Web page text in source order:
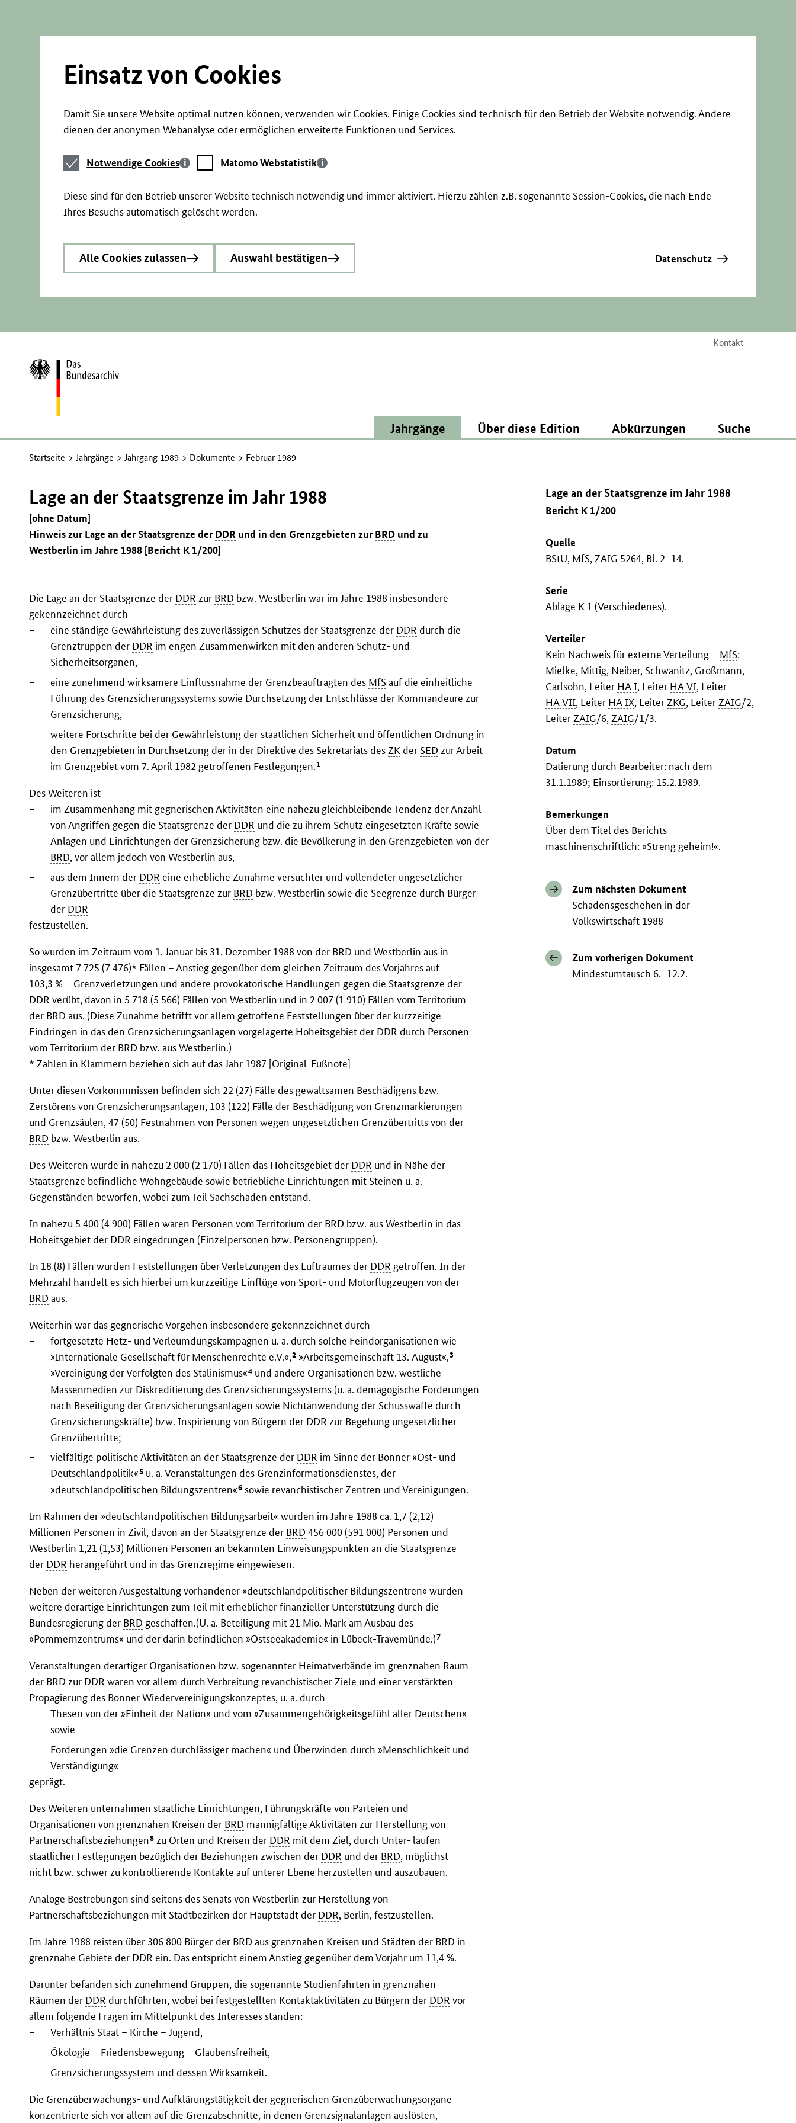
Einsatz von Cookies
Damit Sie unsere Website optimal nutzen können, verwenden wir Cookies. Einige Cookies sind technisch für den Betrieb der Website notwendig. Andere
dienen der anonymen Webanalyse oder ermöglichen erweiterte Funktionen und Services.
Notwendige
Cookies
Notwendige Cookies
Matomo
Webstatistik
Matomo Webstatistik
Diese sind für den Betrieb unserer Website technisch notwendig und immer aktiviert. Hierzu zählen z.B. sogenannte Session-Cookies, die nach Ende
Ihres Besuchs automatisch gelöscht werden.
Alle Cookies zulassen Auswahl bestätigen Datenschutz
Kontakt
Zur
Startseite
Jahrgänge Über diese Edition Abkürzungen Suche
Startseite Jahrgänge Jahrgang 1989 Dokumente Februar 1989
Lage an der Staatsgrenze im Jahr 1988
Bericht K 1/200
Quelle
BStU, MfS,ZAIG 5264, Bl. 2–14.
Serie
Ablage K 1 (Verschiedenes).
Verteiler
Kein Nachweis für externe Verteilung – MfS:
Mielke, Mittig, Neiber, Schwanitz, Großmann,
Carlsohn, Leiter HA I, Leiter HA VI, Leiter
HA VII, Leiter HA IX, LeiterZKG, LeiterZAIG/2,
LeiterZAIG/6,ZAIG/1/3.
Datum
Datierung durch Bearbeiter: nach dem
31.1.1989; Einsortierung: 15.2.1989.
Bemerkungen
Über dem Titel des Berichts
maschinenschriftlich: »Streng geheim!«.
Zum nächsten Dokument
Schadensgeschehen in der
Volkswirtschaft 1988
Zum vorherigen Dokument
Mindestumtausch 6.–12.2.
Lage an der Staatsgrenze im Jahr 1988
[ohne Datum]
Hinweis zur Lage an der Staatsgrenze derDDR und in den Grenzgebieten zurBRD und zu
Westberlin im Jahre 1988 [Bericht K 1/200]
Die Lage an der Staatsgrenze der DDR zur BRD bzw. Westberlin war im Jahre 1988 insbesondere
gekennzeichnet durch
–
eine ständige Gewährleistung des zuverlässigen Schutzes der Staatsgrenze der DDR durch die
Grenztruppen der DDR im engen Zusammenwirken mit den anderen Schutz- und
Sicherheitsorganen,
–
eine zunehmend wirksamere Einflussnahme der Grenzbeauftragten des MfSauf die einheitliche
Führung des Grenzsicherungssystems sowie Durchsetzung der Entschlüsse der Kommandeure zur
Grenzsicherung,
–
weitere Fortschritte bei der Gewährleistung der staatlichen Sicherheit und öffentlichen Ordnung in
den Grenzgebieten in Durchsetzung der in der Direktive des Sekretariats des ZK der SED zur Arbeit
im Grenzgebiet vom 7. April 1982 getroffenen Festlegungen.1
Des Weiteren ist
–
im Zusammenhang mit gegnerischen Aktivitäten eine nahezu gleichbleibende Tendenz der Anzahl
von Angriffen gegen die Staatsgrenze der DDR und die zu ihrem Schutz eingesetzten Kräfte sowie
Anlagen und Einrichtungen der Grenzsicherung bzw. die Bevölkerung in den Grenzgebieten von der
BRD, vor allem jedoch von Westberlin aus,
–
aus dem Innern der DDR eine erhebliche Zunahme versuchter und vollendeter ungesetzlicher
Grenzübertritte über die Staatsgrenze zur BRD bzw. Westberlin sowie die Seegrenze durch Bürger
der DDR
festzustellen.
So wurden im Zeitraum vom 1. Januar bis 31. Dezember 1988 von der BRD und Westberlin aus in
insgesamt 7 725 (7 476)* Fällen – Anstieg gegenüber dem gleichen Zeitraum des Vorjahres auf
103,3 % – Grenzverletzungen und andere provokatorische Handlungen gegen die Staatsgrenze der
DDR verübt, davon in 5 718 (5 566) Fällen von Westberlin und in 2 007 (1 910) Fällen vom Territorium
der BRD aus. (Diese Zunahme betrifft vor allem getroffene Feststellungen über der kurzzeitige
Eindringen in das den Grenzsicherungsanlagen vorgelagerte Hoheitsgebiet der DDR durch Personen
vom Territorium der BRD bzw. aus Westberlin.)
* Zahlen in Klammern beziehen sich auf das Jahr 1987 [Original-Fußnote]
Unter diesen Vorkommnissen befinden sich 22 (27) Fälle des gewaltsamen Beschädigens bzw.
Zerstörens von Grenzsicherungsanlagen, 103 (122) Fälle der Beschädigung von Grenzmarkierungen
und Grenzsäulen, 47 (50) Festnahmen von Personen wegen ungesetzlichen Grenzübertritts von der
BRD bzw. Westberlin aus.
Des Weiteren wurde in nahezu 2 000 (2 170) Fällen das Hoheitsgebiet der DDR und in Nähe der
Staatsgrenze befindliche Wohngebäude sowie betriebliche Einrichtungen mit Steinen u. a.
Gegenständen beworfen, wobei zum Teil Sachschaden entstand.
In nahezu 5 400 (4 900) Fällen waren Personen vom Territorium der BRD bzw. aus Westberlin in das
Hoheitsgebiet der DDR eingedrungen (Einzelpersonen bzw. Personengruppen).
In 18 (8) Fällen wurden Feststellungen über Verletzungen des Luftraumes der DDR getroffen. In der
Mehrzahl handelt es sich hierbei um kurzzeitige Einflüge von Sport- und Motorflugzeugen von der
BRD aus.
Weiterhin war das gegnerische Vorgehen insbesondere gekennzeichnet durch
–
fortgesetzte Hetz- und Verleumdungskampagnen u. a. durch solche Feindorganisationen wie
»Internationale Gesellschaft für Menschenrechte e.V.«,2 »Arbeitsgemeinschaft 13. August«,3
»Vereinigung der Verfolgten des Stalinismus«4 und andere Organisationen bzw. westliche
Massenmedien zur Diskreditierung des Grenzsicherungssystems (u. a. demagogische Forderungen
nach Beseitigung der Grenzsicherungsanlagen sowie Nichtanwendung der Schusswaffe durch
Grenzsicherungskräfte) bzw. Inspirierung von Bürgern der DDR zur Begehung ungesetzlicher
Grenzübertritte;
–
vielfältige politische Aktivitäten an der Staatsgrenze der DDR im Sinne der Bonner »Ost- und
Deutschlandpolitik«5 u. a. Veranstaltungen des Grenzinformationsdienstes, der
»deutschlandpolitischen Bildungszentren«6 sowie revanchistischer Zentren und Vereinigungen.
Im Rahmen der »deutschlandpolitischen Bildungsarbeit« wurden im Jahre 1988 ca. 1,7 (2,12)
Millionen Personen in Zivil, davon an der Staatsgrenze der BRD 456 000 (591 000) Personen und
Westberlin 1,21 (1,53) Millionen Personen an bekannten Einweisungspunkten an die Staatsgrenze
der DDR herangeführt und in das Grenzregime eingewiesen.
Neben der weiteren Ausgestaltung vorhandener »deutschlandpolitischer Bildungszentren« wurden
weitere derartige Einrichtungen zum Teil mit erheblicher finanzieller Unterstützung durch die
Bundesregierung der BRD geschaffen.(U. a. Beteiligung mit 21 Mio. Mark am Ausbau des
»Pommernzentrums« und der darin befindlichen »Ostseeakademie« in Lübeck-Travemünde.)7
Veranstaltungen derartiger Organisationen bzw. sogenannter Heimatverbände im grenznahen Raum
der BRD zur DDR waren vor allem durch Verbreitung revanchistischer Ziele und einer verstärkten
Propagierung des Bonner Wiedervereinigungskonzeptes, u. a. durch
–
Thesen von der »Einheit der Nation« und vom »Zusammengehörigkeitsgefühl aller Deutschen«
sowie
–
Forderungen »die Grenzen durchlässiger machen« und Überwinden durch »Menschlichkeit und
Verständigung«
geprägt.
Des Weiteren unternahmen staatliche Einrichtungen, Führungskräfte von Parteien und
Organisationen von grenznahen Kreisen der BRD mannigfaltige Aktivitäten zur Herstellung von
Partnerschaftsbeziehungen8 zu Orten und Kreisen der DDR mit dem Ziel, durch Unter- laufen
staatlicher Festlegungen bezüglich der Beziehungen zwischen der DDR und der BRD, möglichst
nicht bzw. schwer zu kontrollierende Kontakte auf unterer Ebene herzustellen und auszubauen.
Analoge Bestrebungen sind seitens des Senats von Westberlin zur Herstellung von
Partnerschaftsbeziehungen mit Stadtbezirken der Hauptstadt der DDR, Berlin, festzustellen.
Im Jahre 1988 reisten über 306 800 Bürger der BRD aus grenznahen Kreisen und Städten der BRD in
grenznahe Gebiete der DDR ein. Das entspricht einem Anstieg gegenüber dem Vorjahr um 11,4 %.
Darunter befanden sich zunehmend Gruppen, die sogenannte Studienfahrten in grenznahen
Räumen der DDR durchführten, wobei bei festgestellten Kontaktaktivitäten zu Bürgern der DDR vor
allem folgende Fragen im Mittelpunkt des Interesses standen:
–
Verhältnis Staat – Kirche – Jugend,
–
Ökologie – Friedensbewegung – Glaubensfreiheit,
–
Grenzsicherungssystem und dessen Wirksamkeit.
Die Grenzüberwachungs- und Aufklärungstätigkeit der gegnerischen Grenzüberwachungsorgane
konzentrierte sich vor allem auf die Grenzabschnitte, in denen Grenzsignalanlagen auslösten,